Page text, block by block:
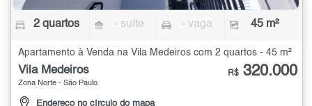
2 quartos - suíte - vaga 45 m²
Apartamento à Venda na Vila Medeiros com 2 quartos - 45 m²
Vila Medeiros
Zona Norte - São Paulo
Endereço no círculo do mapa
R$ 320.000